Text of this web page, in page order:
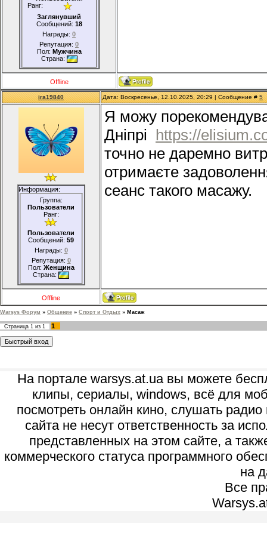
Ранг:
Заглянувший
Сообщений: 18
Награды: 0
Репутация: 0
Пол: Мужчина
Страна:
Offline
ira19840 Дата: Воскресенье, 12.10.2025, 20:29 | Сообщение #5
Информация:
Группа:
Пользователи
Пользователи
Сообщений: 59
Награды: 0
Репутация: 0
Пол: Женщина
Страна:
Я можу
Дніпрі https://
точно не даремно
отримаєте
сеанс такого масажу.
Offline
Warsys Форум » Общение » Спорт и Отдых » Масаж
Страница 1 из 1 1
На портале warsys.at.ua вы можете
клипы, сериалы, windows, всё для
посмотреть онлайн кино, слушать
сайта не несут ответственность за
представленных на этом сайте, а
коммерческого статуса программного
на
Все